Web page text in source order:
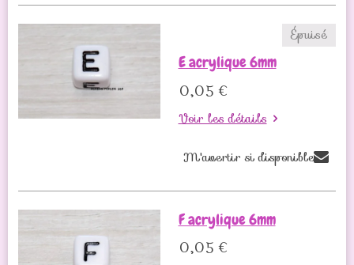
Épuisé
E acrylique 6mm
0,05 €
Voir les détails
M'avertir si disponible
F acrylique 6mm
0,05 €